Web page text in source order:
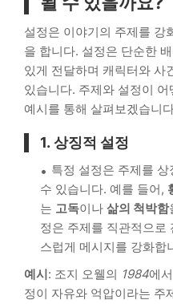
설정은 이야기의 주제를 강
을 합니다. 설정은 단순한
있게 전달하며 캐릭터와 사
있습니다. 주제와 설정이
예시를 통해 살펴보겠습니
1.상징적 설정
특정 설정은 주제를
수 있습니다. 예를 들어,
는 고독이나 삶의 척박함
정은 주제를 직관적으로
스럽게 메시지를 강화합
예시: 조지 오웰의 1984에
정이 자유와 억압이라는 주